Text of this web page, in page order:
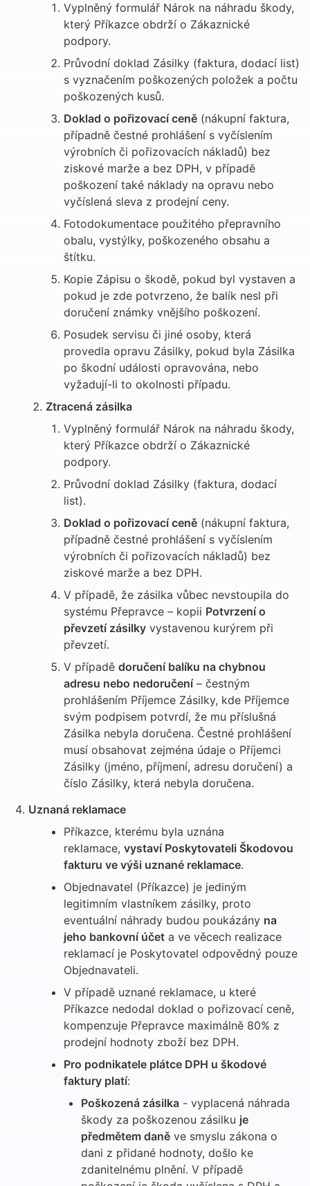
Vyplněný formulář Nárok na náhradu škody,
který Příkazce obdrží o Zákaznické
podpory.
Průvodní doklad Zásilky (faktura, dodací list)
s vyznačením poškozených položek a počtu
poškozených kusů.
Doklad o pořizovací ceně (nákupní faktura,
případně čestné prohlášení s vyčíslením
výrobních či pořizovacích nákladů) bez
ziskové marže a bez DPH, v případě
poškození také náklady na opravu nebo
vyčíslená sleva z prodejní ceny.
Fotodokumentace použitého přepravního
obalu, vystýlky, poškozeného obsahu a
štítku.
Kopie Zápisu o škodě, pokud byl vystaven a
pokud je zde potvrzeno, že balík nesl při
doručení známky vnějšího poškození.
Posudek servisu či jiné osoby, která
provedla opravu Zásilky, pokud byla Zásilka
po škodní události opravována, nebo
vyžadují-li to okolnosti případu.
Ztracená zásilka
Vyplněný formulář Nárok na náhradu škody,
který Příkazce obdrží o Zákaznické
podpory.
Průvodní doklad Zásilky (faktura, dodací
list).
Doklad o pořizovací ceně (nákupní faktura,
případně čestné prohlášení s vyčíslením
výrobních či pořizovacích nákladů) bez
ziskové marže a bez DPH.
V případě, že zásilka vůbec nevstoupila do
systému Přepravce – kopii Potvrzení o
převzetí zásilky vystavenou kurýrem při
převzetí.
V případě doručení balíku na chybnou
adresu nebo nedoručení – čestným
prohlášením Příjemce Zásilky, kde Příjemce
svým podpisem potvrdí, že mu příslušná
Zásilka nebyla doručena. Čestné prohlášení
musí obsahovat zejména údaje o Příjemci
Zásilky (jméno, příjmení, adresu doručení) a
číslo Zásilky, která nebyla doručena.
Uznaná reklamace
Příkazce, kterému byla uznána
reklamace, vystaví Poskytovateli Škodovou
fakturu ve výši uznané reklamace.
Objednavatel (Příkazce) je jediným
legitimním vlastníkem zásilky, proto
eventuální náhrady budou poukázány na
jeho bankovní účet a ve věcech realizace
reklamací je Poskytovatel odpovědný pouze
Objednavateli.
V případě uznané reklamace, u které
Příkazce nedodal doklad o pořizovací ceně,
kompenzuje Přepravce maximálně 80% z
prodejní hodnoty zboží bez DPH.
Pro podnikatele plátce DPH u škodové
faktury platí:
Poškozená zásilka - vyplacená náhrada
škody za poškozenou zásilku je
předmětem daně ve smyslu zákona o
dani z přidané hodnoty, došlo ke
zdanitelnému plnění. V případě